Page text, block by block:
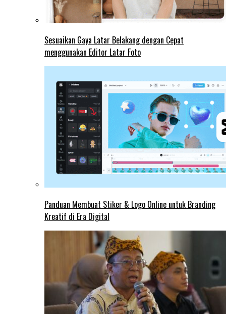
Sesuaikan Gaya Latar Belakang dengan Cepat
menggunakan Editor Latar Foto
Panduan Membuat Stiker & Logo Online untuk Branding
Kreatif di Era Digital